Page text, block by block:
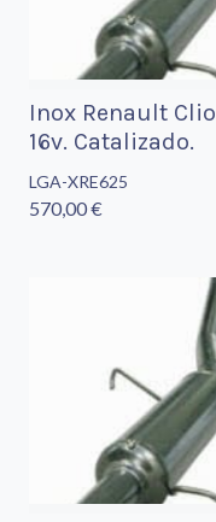
Inox Renault Clio
16v. Catalizado.
LGA-XRE625
570,00 €